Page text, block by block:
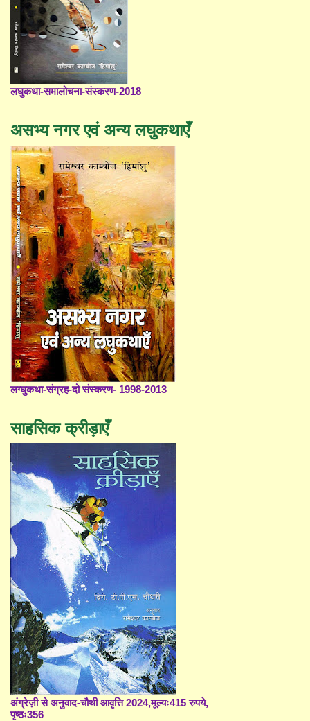
लघुकथा-समालोचना-संस्करण-2018
असभ्य नगर एवं अन्य लघुकथाएँ
लग्घुकथा-संग्रह-दो संस्करण- 1998-2013
साहसिक क्रीड़ाएँ
अंग्रेज़ी से अनुवाद-चौथी आवृत्ति 2024,मूल्यः415 रुपये,
पृष्ठः356